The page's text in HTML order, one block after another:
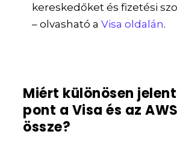
kereskedőket és fizetési
– olvasható aVisa oldalán.
Miért különösen
pont a Visa és az
össze?